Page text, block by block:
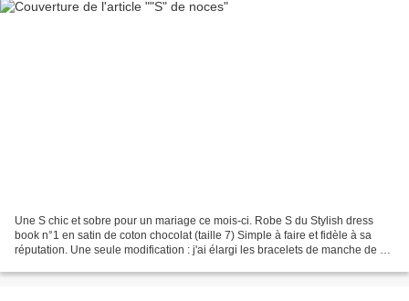
Une S chic et sobre pour un mariage ce mois-ci. Robe S du Stylish dress
book n°1 en satin de coton chocolat (taille 7) Simple à faire et fidèle à sa
réputation. Une seule modification : j'ai élargi les bracelets de manche de 2